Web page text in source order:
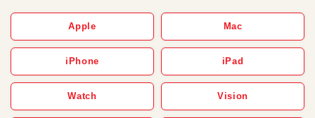
Apple Mac
iPhone iPad
Watch Vision